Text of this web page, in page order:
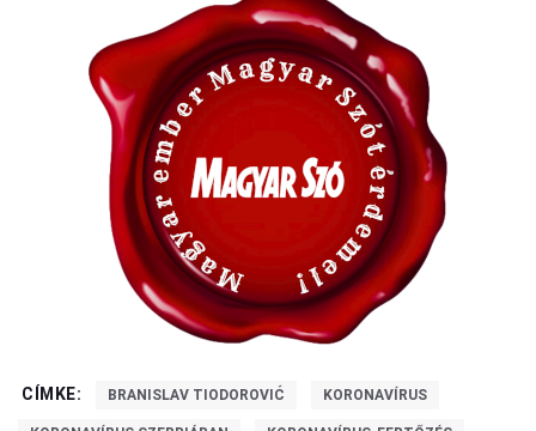
CÍMKE: BRANISLAV TIODOROVIĆ KORONAVÍRUS